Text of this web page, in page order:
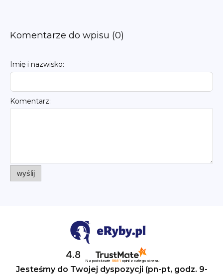
Komentarze do wpisu (0)
Imię i nazwisko:
Komentarz:
wyślij
4.8
Na podstawie 5681 opinii z całego okresu
Jesteśmy do Twojej dyspozycji (pn-pt, godz. 9-